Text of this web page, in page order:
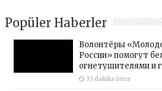
Popüler Haberler
Волонтёры
России» помогут
огнетушителями и
33 dakika önce